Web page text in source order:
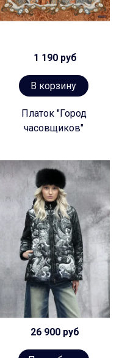
1 190 руб
В корзину
Платок "Город
часовщиков"
26 900 руб